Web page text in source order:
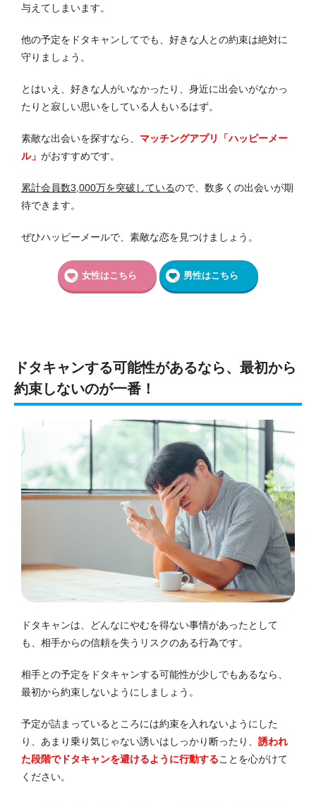
与えてしまいます。
他の予定をドタキャンしてでも、好きな人との約束は絶対に
守りましょう。
とはいえ、好きな人がいなかったり、身近に出会いがなかっ
たりと寂しい思いをしている人もいるはず。
素敵な出会いを探すなら、 マッチングアプリ「ハッピーメー
ル」 がおすすめです。
累計会員数3,000万を突破しているので、数多くの出会いが期
待できます。
ぜひハッピーメールで、素敵な恋を見つけましょう。
女性はこちら 男性はこちら
ドタキャンする可能性があるなら、最初から
約束しないのが一番！
ドタキャンは、どんなにやむを得ない事情があったとして
も、相手からの信頼を失うリスクのある行為です。
相手との予定をドタキャンする可能性が少しでもあるなら、
最初から約束しないようにしましょう。
予定が詰まっているところには約束を入れないようにした
り、あまり乗り気じゃない誘いはしっかり断ったり、 誘われ
た段階でドタキャンを避けるように行動することを心がけて
ください。